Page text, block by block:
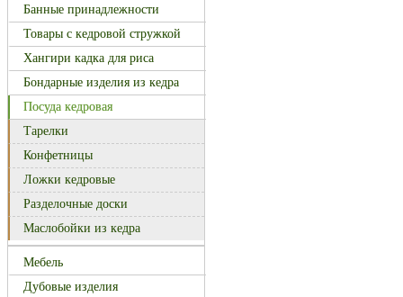
Банные принадлежности
Товары с кедровой стружкой
Хангири кадка для риса
Бондарные изделия из кедра
Посуда кедровая
Тарелки
Конфетницы
Ложки кедровые
Разделочные доски
Маслобойки из кедра
Мебель
Дубовые изделия